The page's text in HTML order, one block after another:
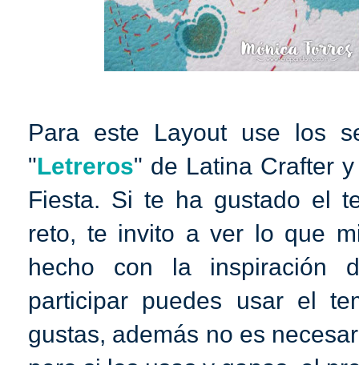
Para este Layout use los
"Letreros" de Latina Crafter
Fiesta. Si te ha gustado el
reto, te invito a ver lo que
hecho con la inspiración
participar puedes usar el
gustas, además no es